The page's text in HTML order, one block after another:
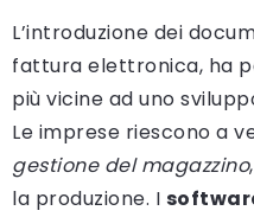
L’introduzione dei
fattura elettronica, ha
più vicine ad uno
Le imprese riescono a
gestione del magazzino
la produzione. I